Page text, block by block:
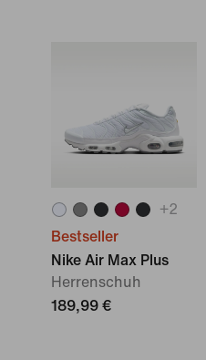
+2
Bestseller
Nike Air Max Plus
Herrenschuh
189,99 €